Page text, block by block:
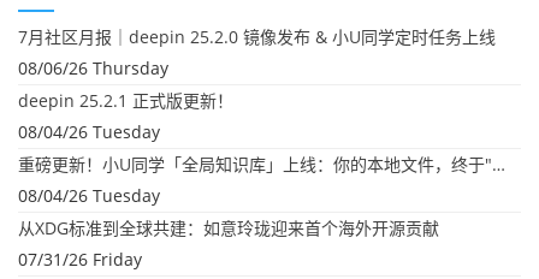
7月社区月报｜deepin 25.2.0 镜像发布 & 小U同学定时任务上线
08/06/26 Thursday
deepin 25.2.1 正式版更新！
08/04/26 Tuesday
重磅更新！小U同学「全局知识库」上线：你的本地文件，终于"活"起来了
08/04/26 Tuesday
从XDG标准到全球共建：如意玲珑迎来首个海外开源贡献
07/31/26 Friday